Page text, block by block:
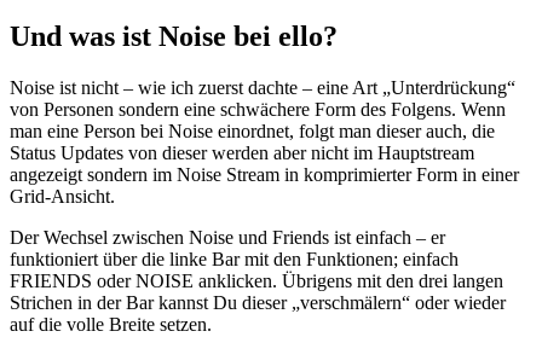
Und was ist Noise bei ello?
Noise ist nicht – wie ich zuerst dachte – eine Art „Unterdrückung“
von Personen sondern eine schwächere Form des Folgens. Wenn
man eine Person bei Noise einordnet, folgt man dieser auch, die
Status Updates von dieser werden aber nicht im Hauptstream
angezeigt sondern im Noise Stream in komprimierter Form in einer
Grid-Ansicht.
Der Wechsel zwischen Noise und Friends ist einfach – er
funktioniert über die linke Bar mit den Funktionen; einfach
FRIENDS oder NOISE anklicken. Übrigens mit den drei langen
Strichen in der Bar kannst Du dieser „verschmälern“ oder wieder
auf die volle Breite setzen.